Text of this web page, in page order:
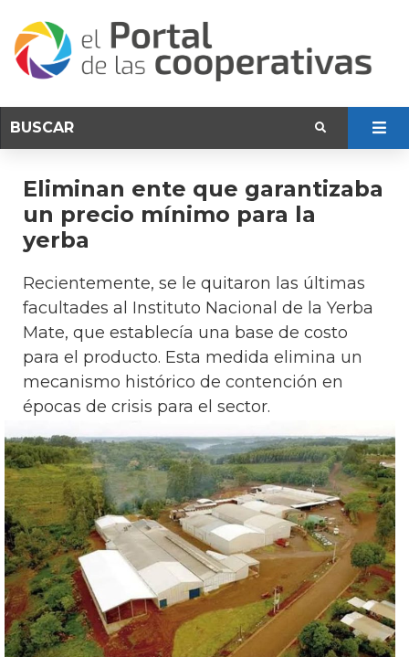
Eliminan ente que garantizaba
un precio mínimo para la
yerba
Recientemente, se le quitaron las últimas
facultades al Instituto Nacional de la Yerba
Mate, que establecía una base de costo
para el producto. Esta medida elimina un
mecanismo histórico de contención en
épocas de crisis para el sector.